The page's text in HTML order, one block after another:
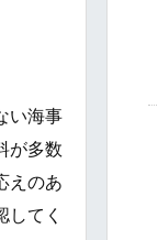
い海事
が多数
えのあ
てく